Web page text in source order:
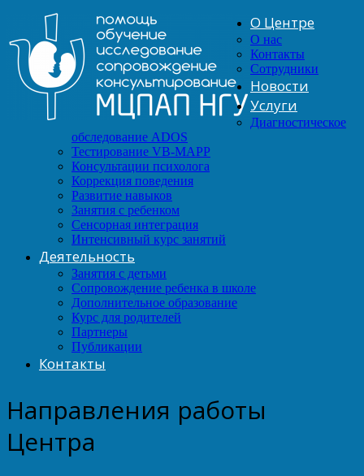
О Центре
О нас
Контакты
Сотрудники
Новости
Услуги
Диагностическое
обследование ADOS
Тестирование VB-MAPP
Консультации психолога
Коррекция поведения
Развитие навыков
Занятия с ребенком
Сенсорная интеграция
Интенсивный курс занятий
Деятельность
Занятия с детьми
Сопровождение ребенка в школе
Дополнительное образование
Курс для родителей
Партнеры
Публикации
Контакты
Направления работы
Центра